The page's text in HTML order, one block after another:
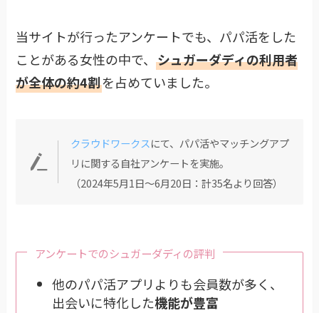
当サイトが行ったアンケートでも、パパ活をした
ことがある女性の中で、シュガーダディの利用者
が全体の約4割を占めていました。
クラウドワークスにて、パパ活やマッチングアプ
リに関する自社アンケートを実施。
（2024年5月1日〜6月20日：計35名より回答）
アンケートでのシュガーダディの評判
他のパパ活アプリよりも会員数が多く、
出会いに特化した機能が豊富